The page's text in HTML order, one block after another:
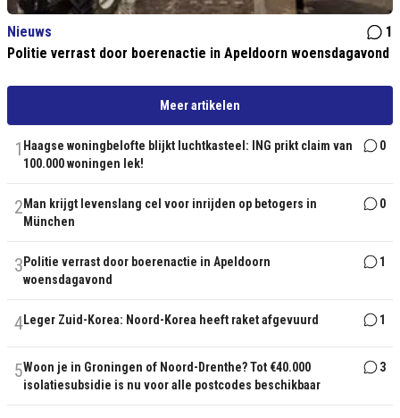
Nieuws
1
Politie verrast door boerenactie in Apeldoorn woensdagavond
Meer artikelen
1 Haagse woningbelofte blijkt luchtkasteel: ING prikt claim van
100.000 woningen lek!
0
2 Man krijgt levenslang cel voor inrijden op betogers in
München
0
3 Politie verrast door boerenactie in Apeldoorn
woensdagavond
1
4Leger Zuid-Korea: Noord-Korea heeft raket afgevuurd 1
5Woon je in Groningen of Noord-Drenthe? Tot €40.000
isolatiesubsidie is nu voor alle postcodes beschikbaar
3